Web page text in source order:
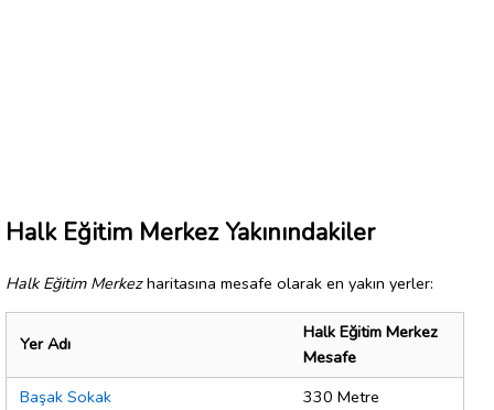
Halk Eğitim Merkez Yakınındakiler
Halk Eğitim Merkezharitasına mesafe olarak en yakın yerler:
Yer Adı
Halk Eğitim Merkez
Mesafe
Başak Sokak
330 Metre